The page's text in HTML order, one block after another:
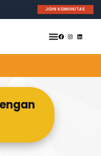
JOIN KOMUNITAS